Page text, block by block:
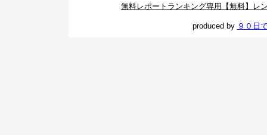
無料レポートランキング専用【無料】レ
produced by ９０日